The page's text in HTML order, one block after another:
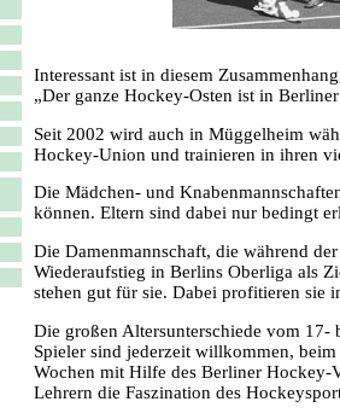
Interessant ist in diesem
„Der ganze Hockey-Osten ist in
Seit 2002 wird auch in Müggelheim
Hockey-Union und trainieren in ihren
Die Mädchen- und
können. Eltern sind dabei nur bedingt
Die Damenmannschaft, die während
Wiederaufstieg in Berlins Oberliga als
stehen gut für sie. Dabei profitieren sie
Die großen Altersunterschiede vom
Spieler sind jederzeit willkommen,
Wochen mit Hilfe des Berliner Hockey-
Lehrern die Faszination des